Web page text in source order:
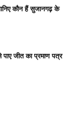
कौन हैं सुजानगढ़ के
पाए जीत का प्रमाण पत्र